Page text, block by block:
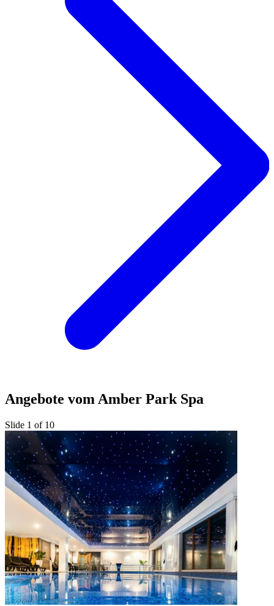
Angebote vom Amber Park Spa
Slide 1 of 10